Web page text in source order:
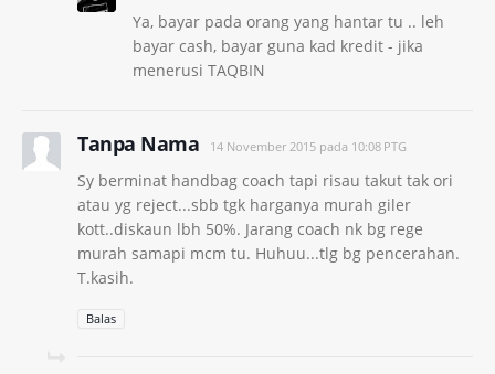
Ya, bayar pada orang yang hantar tu .. leh
bayar cash, bayar guna kad kredit - jika
menerusi TAQBIN
Tanpa Nama 14 November 2015 pada 10:08 PTG
Sy berminat handbag coach tapi risau takut tak ori
atau yg reject...sbb tgk harganya murah giler
kott..diskaun lbh 50%. Jarang coach nk bg rege
murah samapi mcm tu. Huhuu...tlg bg pencerahan.
T.kasih.
Balas